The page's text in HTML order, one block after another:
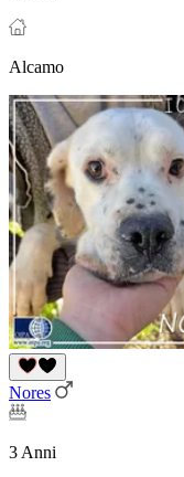
Alcamo
Nores
3 Anni